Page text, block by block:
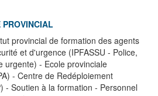
PROVINCIAL
provincial de formation des agents
et d'urgence (IPFASSU - Police,
urgente) - Ecole provinciale
- Centre de Redéploiement
- Soutien à la formation - Personnel